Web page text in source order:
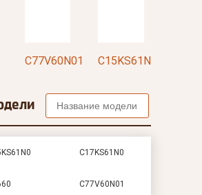
C77V60N01 C15KS61N0
C17KS61N0
C77V60N01